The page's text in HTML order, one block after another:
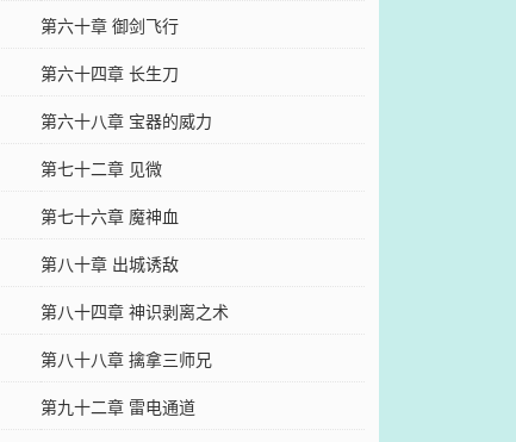
第六十章 御剑飞行
第六十四章 长生刀
第六十八章 宝器的威力
第七十二章 见微
第七十六章 魔神血
第八十章 出城诱敌
第八十四章 神识剥离之术
第八十八章 擒拿三师兄
第九十二章 雷电通道